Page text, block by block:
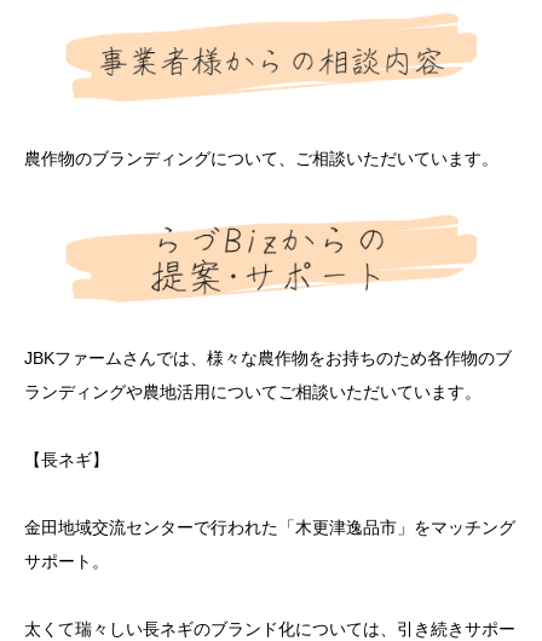
農作物のブランディングについて、ご相談いただいています。
JBKファームさんでは、様々な農作物をお持ちのため各作物のブ
ランディングや農地活用についてご相談いただいています。
【長ネギ】
金田地域交流センターで行われた「木更津逸品市」をマッチング
サポート。
太くて瑞々しい長ネギのブランド化については、引き続きサポー